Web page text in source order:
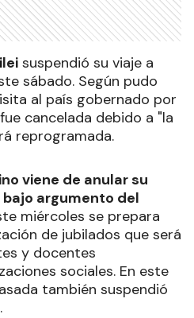
suspendió su viaje a
sábado. Según pudo
al país gobernado por
fue cancelada debido a "la
reprogramada.
viene de anular su
argumento del
miércoles se prepara
de jubilados que será
y docentes
sociales. En este
también suspendió